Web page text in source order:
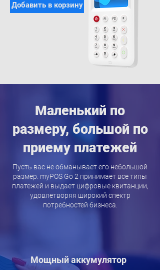
Добавить в корзину
Маленький по
размеру, большой по
приему платежей
Пусть вас не обманывает его небольшой
размер. myPOS Go 2 принимает все типы
платежей и выдает цифровые квитанции,
удовлетворяя широкий спектр
потребностей бизнеса.
Мощный аккумулятор